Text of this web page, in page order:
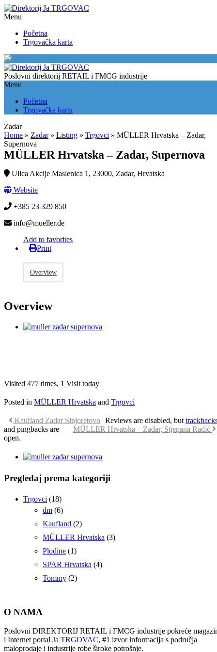
Menu
Početna
Trgovačka karta
Poslovni direktorij RETAIL i FMCG industrije
Menu
Početna
Trgovačka karta
Zadar
Home » Zadar » Listing » Trgovci » MÜLLER Hrvatska – Zadar,
Supernova
MÜLLER Hrvatska – Zadar, Supernova
Ulica Akcije Maslenica 1, 23000, Zadar, Hrvatska
Website
+385 23 329 850
info@mueller.de
Add to favorites
Print
Overview
Overview
Visited 477 times, 1 Visit today
Posted in MÜLLER Hrvatska and Trgovci
Kaufland Zadar Sinjoretovo
MÜLLER Hrvatska – Zadar, Stjepana Radić
Reviews are disabled, but
and pingbacks are
open.
Pregledaj prema kategoriji
Trgovci (18)
dm (6)
Kaufland (2)
MÜLLER Hrvatska (3)
Plodine (1)
SPAR Hrvatska (4)
Tommy (2)
O NAMA
Poslovni DIREKTORIJ RETAIL i FMCG industrije pokreće
i Internet portal Ja TRGOVAC, #1 izvor informacija s područja
maloprodaje i industrije robe široke potrošnje.